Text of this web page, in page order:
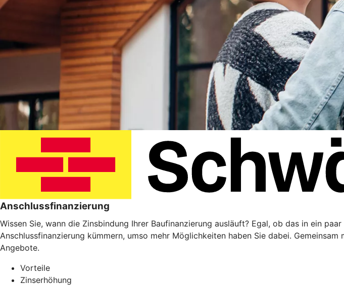
Anschlussfinanzierung
Wissen Sie, wann die Zinsbindung Ihrer Baufinanzierung ausläuft? Egal, ob das in ein
Anschlussfinanzierung kümmern, umso mehr Möglichkeiten haben Sie dabei.
Angebote.
Vorteile
Zinserhöhung